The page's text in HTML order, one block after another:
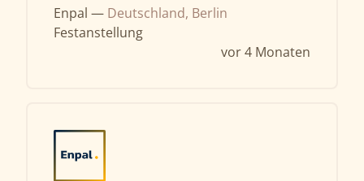
Enpal — Deutschland, Berlin
Festanstellung
vor 4 Monaten